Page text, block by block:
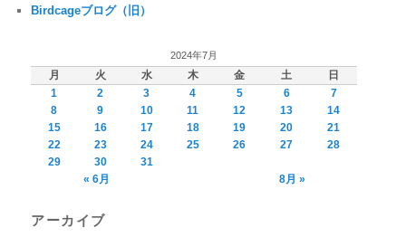
Birdcageブログ（旧）
2024年7月
月 火 水 木 金 土
日
1
2 3 4 5 6
7
8
9 10 11 12 13
14
15
16 17 18 19 20
21
22
23 24 25 26 27
28
29
30
31
« 6月
8月 »
アーカイブ